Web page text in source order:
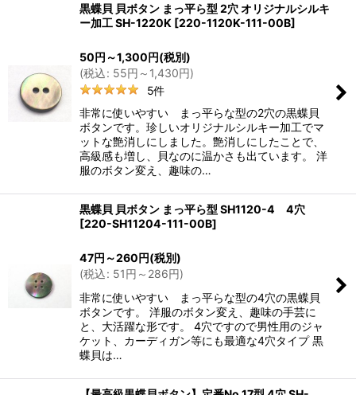
黒蝶貝 貝ボタン まっ平ら型 2穴 オリジナルシルキ
ー加工 SH-1220K [220-1120K-111-00B]
50円 ～1,300円(税別)
(税込: 55円 ～1,430円)
5件
非常に使いやすい まっ平らな型の2穴の黒蝶貝
ボタンです。珍しいオリジナルシルキー加工でマ
ットな艶消しにしました。艶消しにしたことで、
高級感も増し、貝なのに温かさも出ています。 洋
服のボタン変え、趣味の…
黒蝶貝 貝ボタン まっ平ら型 SH1120-4 4穴
[220-SH11204-111-00B]
47円 ～260円(税別)
(税込: 51円 ～286円)
非常に使いやすい まっ平らな型の4穴の黒蝶貝
ボタンです。 洋服のボタン変え、趣味の手芸に
と、大活躍な形です。 4穴ですので男性用のジャ
ケット、カーディガン等にも最適な4穴タイプ 黒
蝶貝は…